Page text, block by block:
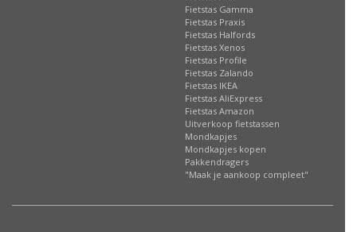
Fietstas Gamma
Fietstas Praxis
Fietstas Halfords
Fietstas Xenos
Fietstas Profile
Fietstas Zalando
Fietstas IKEA
Fietstas AliExpress
Fietstas Amazon
Uitverkoop fietstassen
Mondkapjes
Mondkapjes kopen
Pakkendragers
"Maak je aankoop compleet"